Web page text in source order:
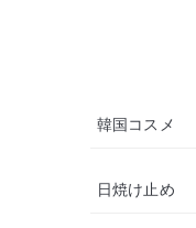
韓国コスメ
日焼け止め